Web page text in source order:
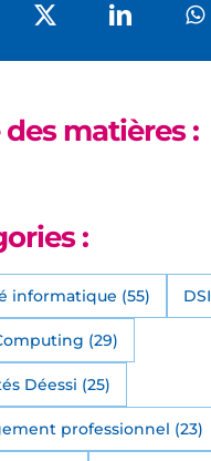
des matières :
:
informatique (55) DSI
(29)
Déessi (25)
professionnel (23)